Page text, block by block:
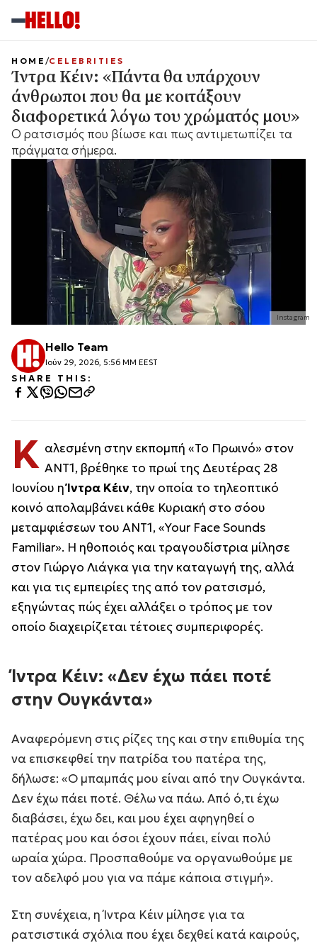
Instagram
HOME CELEBRITIES
Ίντρα Κέιν: «Πάντα θα υπάρχουν
άνθρωποι που θα με κοιτάξουν
διαφορετικά λόγω του χρώματός μου»
Ο ρατσισμός που βίωσε και πως αντιμετωπίζει τα
πράγματα σήμερα.
Hello Team
Ιούν 29, 2026, 5:56 ΜΜ EEST
SHARE THIS:
Κ αλεσμένη στην εκπομπή «Το Πρωινό» στον
ΑΝΤ1, βρέθηκε το πρωί της Δευτέρας 28
Ιουνίου ηΊντρα Κέιν, την οποία το τηλεοπτικό
κοινό απολαμβάνει κάθε Κυριακή στο σόου
μεταμφιέσεων του ΑΝΤ1, «Your Face Sounds
Familiar». Η ηθοποιός και τραγουδίστρια μίλησε
στον Γιώργο Λιάγκα για την καταγωγή της, αλλά
και για τις εμπειρίες της από τον ρατσισμό,
εξηγώντας πώς έχει αλλάξει ο τρόπος με τον
οποίο διαχειρίζεται τέτοιες συμπεριφορές.
Ίντρα Κέιν: «Δεν έχω πάει ποτέ
στην Ουγκάντα»
Αναφερόμενη στις ρίζες της και στην επιθυμία της
να επισκεφθεί την πατρίδα του πατέρα της,
δήλωσε: «O μπαμπάς μου είναι από την Ουγκάντα.
Δεν έχω πάει ποτέ. Θέλω να πάω. Από ό,τι έχω
διαβάσει, έχω δει, και μου έχει αφηγηθεί ο
πατέρας μου και όσοι έχουν πάει, είναι πολύ
ωραία χώρα. Προσπαθούμε να οργανωθούμε με
τον αδελφό μου για να πάμε κάποια στιγμή».
Στη συνέχεια, η Ίντρα Κέιν μίλησε για τα
ρατσιστικά σχόλια που έχει δεχθεί κατά καιρούς,